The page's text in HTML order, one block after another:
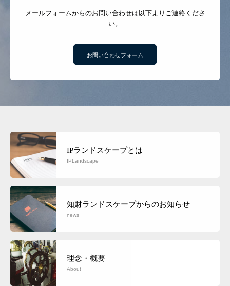
メールフォームからのお問い合わせは以下よりご連絡くださ
い。
お問い合わせフォーム
IPランドスケープとは
IPLandscape
知財ランドスケープからのお知らせ
news
理念・概要
About